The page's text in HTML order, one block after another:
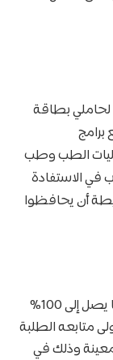
عجمان خصمًا بنسبة 20% لحاملي بطاقة
كليات الطب وطب
في الاستفادة
أن يحافظوا
يستحق الطلبة المبدعون والمبتكرون خصمًا يصل إلى 100%
متابعه الطلبة
وذلك في